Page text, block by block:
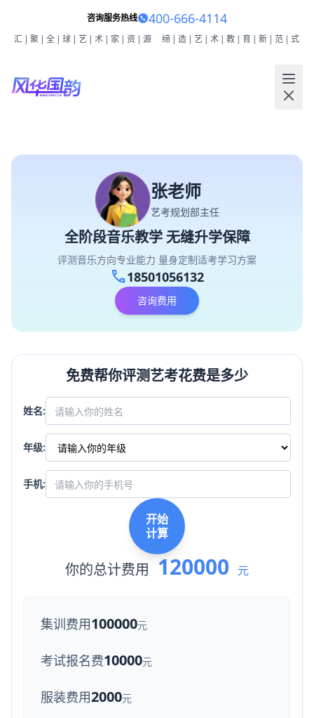
咨询服务热线 400-666-4114
汇|聚|全|球|艺|术|家|资|源 缔|造|艺|术|教|育|新|范|式
张老师
艺考规划部主任
全阶段音乐教学 无缝升学保障
评测音乐方向专业能力 量身定制适考学习方案
call18501056132
咨询费用
免费帮你评测艺考花费是多少
姓名:
年级:
手机:
开始
计算
你的总计费用 120000 元
集训费用100000元
考试报名费10000元
服装费用2000元